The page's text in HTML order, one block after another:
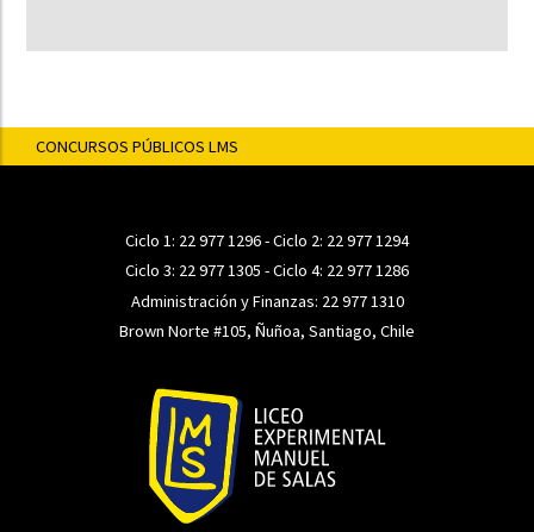
CONCURSOS PÚBLICOS LMS
Ciclo 1: 22 977 1296- Ciclo 2: 22 977 1294
Ciclo 3: 22 977 1305 - Ciclo 4: 22 977 1286
Administración y Finanzas: 22 977 1310
Brown Norte #105, Ñuñoa, Santiago, Chile